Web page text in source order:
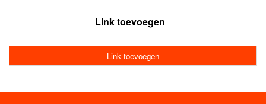
Link toevoegen
Link toevoegen